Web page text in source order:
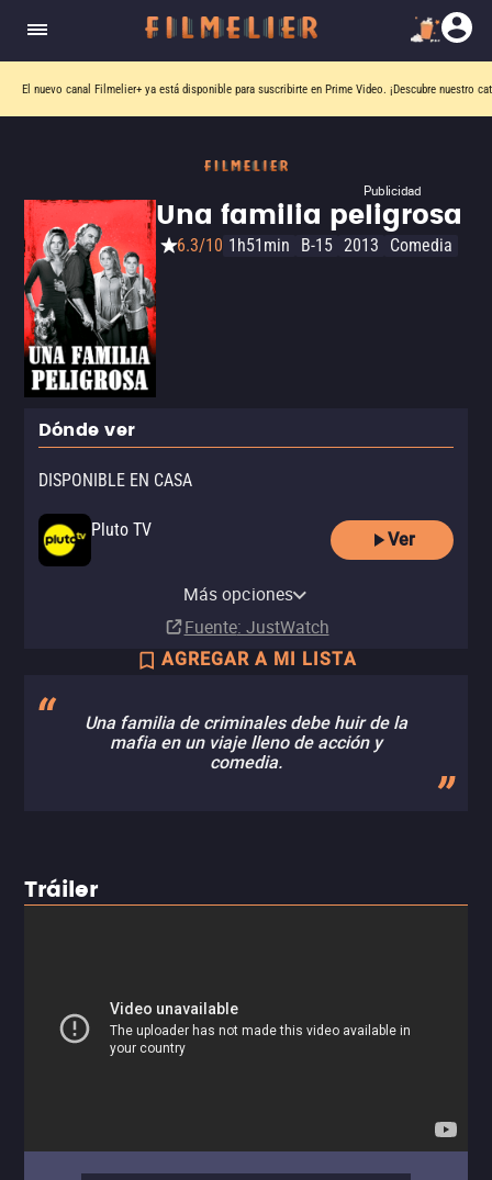
El nuevo canal Filmelier+ ya está disponible para suscribirte en Prime Video. ¡Descubre nuestro
Publicidad
Una familia peligrosa
6.3/10 1h51min B-15 2013 Comedia
Dónde ver
DISPONIBLE EN CASA
Pluto TV
Ver
Más opciones
Fuente: JustWatch
AGREGAR A MI LISTA
Una familia de criminales debe huir de la
mafia en un viaje lleno de acción y
comedia.
Tráiler